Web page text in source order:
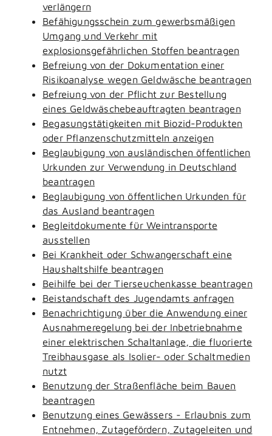
verlängern
Befähigungsschein zum gewerbsmäßigen
Umgang und Verkehr mit
explosionsgefährlichen Stoffen beantragen
Befreiung von der Dokumentation einer
Risikoanalyse wegen Geldwäsche beantragen
Befreiung von der Pflicht zur Bestellung
eines Geldwäschebeauftragten beantragen
Begasungstätigkeiten mit Biozid-Produkten
oder Pflanzenschutzmitteln anzeigen
Beglaubigung von ausländischen öffentlichen
Urkunden zur Verwendung in Deutschland
beantragen
Beglaubigung von öffentlichen Urkunden für
das Ausland beantragen
Begleitdokumente für Weintransporte
ausstellen
Bei Krankheit oder Schwangerschaft eine
Haushaltshilfe beantragen
Beihilfe bei der Tierseuchenkasse beantragen
Beistandschaft des Jugendamts anfragen
Benachrichtigung über die Anwendung einer
Ausnahmeregelung bei der Inbetriebnahme
einer elektrischen Schaltanlage, die fluorierte
Treibhausgase als Isolier- oder Schaltmedien
nutzt
Benutzung der Straßenfläche beim Bauen
beantragen
Benutzung eines Gewässers - Erlaubnis zum
Entnehmen, Zutagefördern, Zutageleiten und